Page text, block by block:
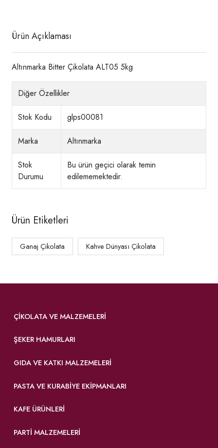
Ürün Açıklaması
Altınmarka Bitter Çikolata ALT05 5kg
Diğer Özellikler
Stok Kodu glps00081
Marka Altınmarka
Stok
Durumu
Bu ürün geçici olarak temin
edilememektedir.
Ürün Etiketleri
Ganaj Çikolata Kahve Dünyası Çikolata
ÇIKOLATA VE MALZEMELERI
ŞEKER HAMURLARI
GIDA VE KATKI MALZEMELERI
PASTA VE KURABIYE EKIPMANLARI
KAFE ÜRÜNLERI
PARTI MALZEMELERI